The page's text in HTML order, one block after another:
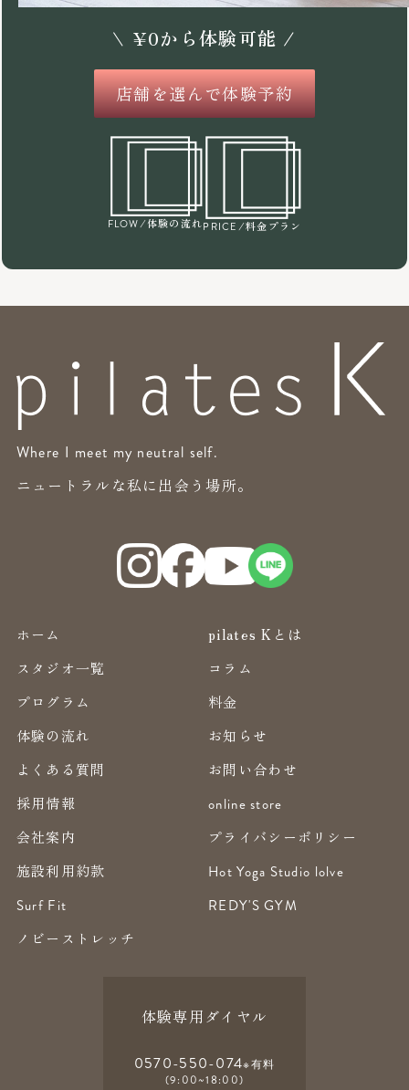
\ ¥0から体験可能 /
店舗を選んで体験予約
FLOW /体験の流れPRICE /料金プラン
Where I meet my neutral self.
ニュートラルな私に出会う場所。
ホーム
pilates Kとは
スタジオ一覧
コラム
プログラム
料金
体験の流れ
お知らせ
よくある質問
お問い合わせ
採用情報
online store
会社案内
プライバシーポリシー
施設利用約款
Hot Yoga Studio lolve
Surf Fit
REDY'S GYM
ノビーストレッチ
体験専用ダイヤル
0570-550-074※有料
(9:00~18:00)